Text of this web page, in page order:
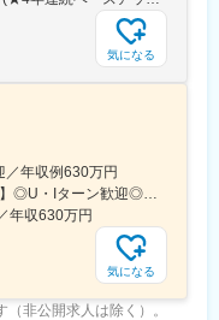
気になる
／年収例630万円
【全国42道府県／転居を伴う転勤なし】◎U・Iターン歓迎◎希望勤務地は選考前に選べます◎受動喫煙対策あり（屋内禁煙）◎オンライン面接実施中■北海道・東北北海道／青森／岩手／秋田／山形／福島■関東茨城／栃木／群馬／神奈川／埼玉／千葉■北陸・甲信越新潟／富山／石川／福井／長野／山梨■東海静岡／愛知／三重／岐阜■関西大阪／京都／滋賀／奈良／兵庫／和歌山■中国・四国広島／島根／岡山／山口／徳島／愛媛／香川■九州・沖縄福岡／大分／宮崎／鹿児島／熊本／長崎／沖縄＜オンライン面接実施中＞その他、下記「勤務地一覧」よりご確認ください藤枝営業所：静岡県静岡県島田市道悦3-14-2三島営業所：静岡県田方郡函南町肥田字南中道476中津川営業所：岐阜県中津川市中津川字大西667-1田辺営業所：和歌山県田辺市三栖字三反田130-5京都北営業所：京都府京都市北区上賀茂向縄手町16滑川営業所：富山県滑川市柳原字宮ノ東41-29※詳細は「会社概要」欄HPから
年収630万円
気になる
非公開求人は除く）。